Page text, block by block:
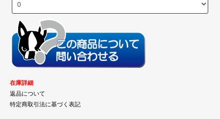
在庫詳細
返品について
特定商取引法に基づく表記